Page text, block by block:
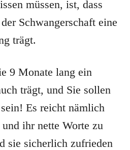
müssen, ist, dass
Schwangerschaft eine
trägt.
9 Monate lang ein
trägt, und Sie sollen
Es reicht nämlich
ihr nette Worte zu
sie sicherlich zufrieden